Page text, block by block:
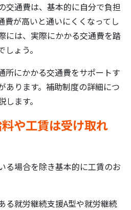
交通費は、基本的に自分で負担
費が高いと通いにくくなってし
には、実際にかかる交通費を踏
ょう。
所にかかる交通費をサポートす
あります。補助制度の詳細につ
ます。
や工賃は受け取れ
る場合を除き基本的に工賃のお
る就労継続支援A型や就労継続